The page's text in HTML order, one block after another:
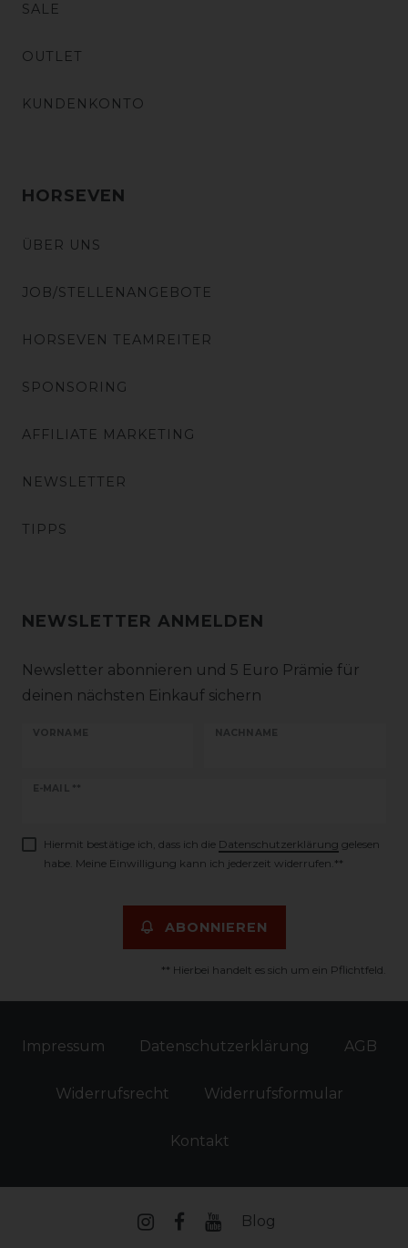
SALE
OUTLET
KUNDENKONTO
HORSEVEN
ÜBER UNS
JOB/STELLENANGEBOTE
HORSEVEN TEAMREITER
SPONSORING
AFFILIATE MARKETING
NEWSLETTER
TIPPS
NEWSLETTER ANMELDEN
Newsletter abonnieren und 5 Euro Prämie für
deinen nächsten Einkauf sichern
VORNAME NACHNAME
E-MAIL **
Newsletter
Hiermit bestätige ich, dass ich die Daten­schutz­erklärung gelesen
habe. Meine Einwilligung kann ich jederzeit widerrufen.**
ABONNIEREN
** Hierbei handelt es sich um ein Pflichtfeld.
Impressum Daten­schutz­erklärung AGB
Widerrufs­recht Widerrufs­formular
Kontakt
Blog